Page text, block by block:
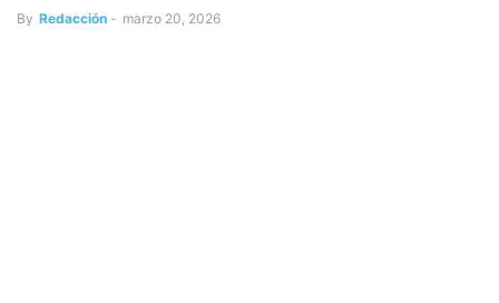
By Redacción - marzo 20, 2026